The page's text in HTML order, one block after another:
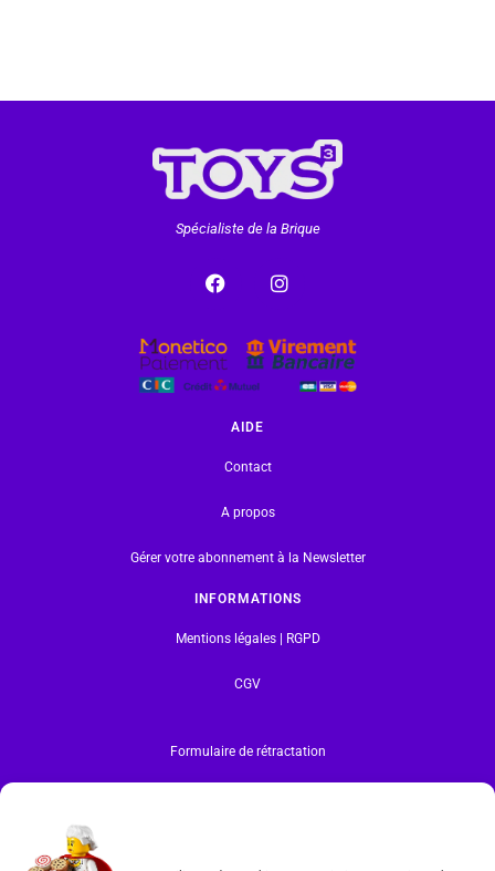
Spécialiste de la Brique
AIDE
Contact
A propos
Gérer votre abonnement à la Newsletter
INFORMATIONS
Mentions légales | RGPD
CGV
Formulaire de rétractation
en restent les propriétaires. Tous droits réservés.